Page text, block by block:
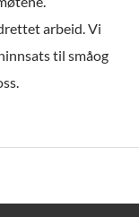
arbeid. Vi
til småog